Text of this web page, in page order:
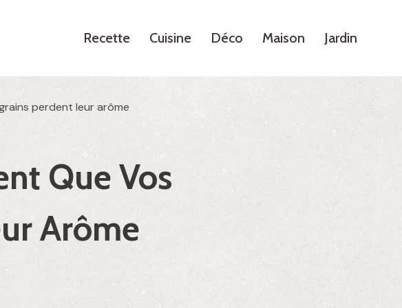
Recette Cuisine Déco Maison Jardin
perdent leur arôme
Que Vos
Arôme